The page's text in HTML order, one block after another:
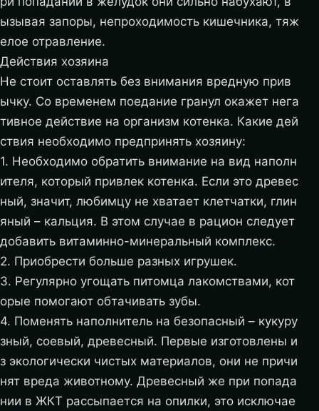
ызывая запоры, непроходимость кишечника, тяж
елое отравление.
Действия хозяина
Не стоит оставлять без внимания вредную прив
ычку. Со временем поедание гранул окажет нега
тивное действие на организм котенка. Какие дей
ствия необходимо предпринять хозяину:
1. Необходимо обратить внимание на вид наполн
ителя, который привлек котенка. Если это древес
ный, значит, любимцу не хватает клетчатки, глин
яный – кальция. В этом случае в рацион следует
добавить витаминно-минеральный комплекс.
2. Приобрести больше разных игрушек.
3. Регулярно угощать питомца лакомствами, кот
орые помогают обтачивать зубы.
4. Поменять наполнитель на безопасный – кукуру
зный, соевый, древесный. Первые изготовлены и
з экологически чистых материалов, они не причи
нят вреда животному. Древесный же при попада
нии в ЖКТ рассыпается на опилки, это исключае